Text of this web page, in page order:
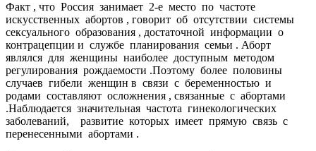
Факт , что Россия занимает 2-е место по частоте
искусственных абортов , говорит об отсутствии системы
сексуального образования , достаточной информации о
контрацепции и службе планирования семьи . Аборт
являлся для женщины наиболее доступным методом
регулирования рождаемости .Поэтому более половины
случаев гибели женщин в связи с беременностью и
родами составляют осложнения , связанные с абортами
.Наблюдается значительная частота гинекологических
заболеваний, развитие которых имеет прямую связь с
перенесенными абортами .